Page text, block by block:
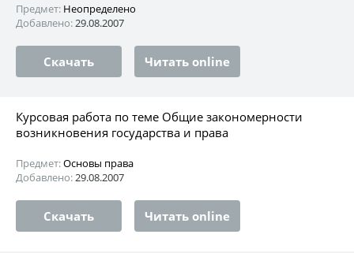
Предмет: Неопределено
Добавлено:29.08.2007
Скачать Читать online
Курсовая работа по теме Общие закономерности
возникновения государства и права
Предмет:Основы права
Добавлено:29.08.2007
Скачать Читать online